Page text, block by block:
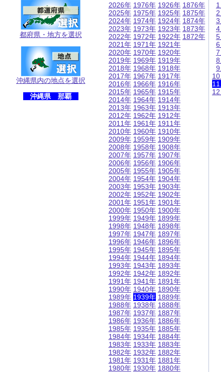
都府県・地方を選択
沖縄県内の地点を選択
沖縄県 那覇
2026年
2025年
2024年
2023年
2022年
2021年
2020年
2019年
2018年
2017年
2016年
2015年
2014年
2013年
2012年
2011年
2010年
2009年
2008年
2007年
2006年
2005年
2004年
2003年
2002年
2001年
2000年
1999年
1998年
1997年
1996年
1995年
1994年
1993年
1992年
1991年
1990年
1989年
1988年
1987年
1986年
1985年
1984年
1983年
1982年
1981年
1980年
1976年
1975年
1974年
1973年
1972年
1971年
1970年
1969年
1968年
1967年
1966年
1965年
1964年
1963年
1962年
1961年
1960年
1959年
1958年
1957年
1956年
1955年
1954年
1953年
1952年
1951年
1950年
1949年
1948年
1947年
1946年
1945年
1944年
1943年
1942年
1941年
1940年
1939年
1938年
1937年
1936年
1935年
1934年
1933年
1932年
1931年
1930年
1926年
1925年
1924年
1923年
1922年
1921年
1920年
1919年
1918年
1917年
1916年
1915年
1914年
1913年
1912年
1911年
1910年
1909年
1908年
1907年
1906年
1905年
1904年
1903年
1902年
1901年
1900年
1899年
1898年
1897年
1896年
1895年
1894年
1893年
1892年
1891年
1890年
1889年
1888年
1887年
1886年
1885年
1884年
1883年
1882年
1881年
1880年
1876年
1875年
1874年
1873年
1872年